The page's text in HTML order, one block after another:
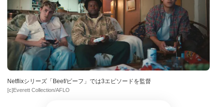
Netflixシリーズ「Beef/ビーフ」では3エピソードを監督
[c]Everett Collection/AFLO